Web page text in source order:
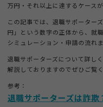
万円・それ以上に達するケースが
この記事では、退職サポーター
円」という数字の正体から、就
シミュレーション・申請の流れ
退職サポーターズについて詳し
解説しておりますのでぜひご覧く
参考：
退職サポーターズは詐